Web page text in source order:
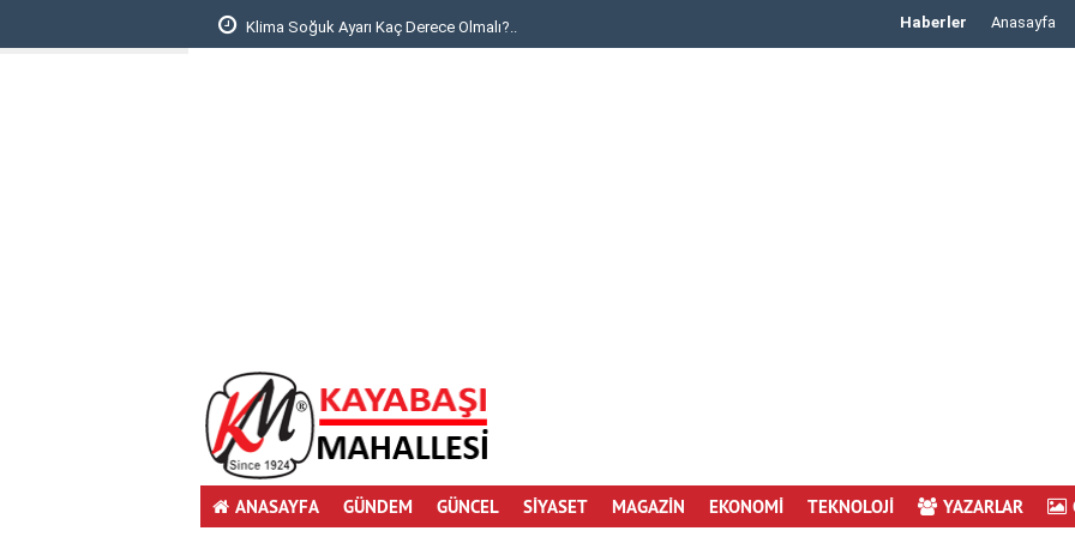
Klima Soğuk Ayarı Kaç Derece Olmalı?.. CHP Başakşehir'den Net Mesaj: Genel Başkanım ..
Haberler Anasayfa
deneme
bonusu
ANASAYFA GÜNDEM GÜNCEL SİYASET MAGAZİN EKONOMİ TEKNOLOJİ YAZARLAR